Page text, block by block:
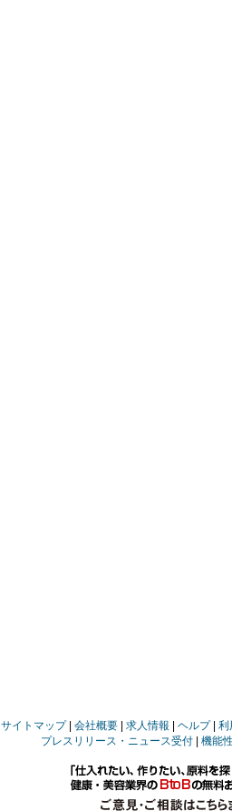
サイトマップ 会社概要 求人情報 ヘルプ 利
プレスリリース・ニュース受付
機能